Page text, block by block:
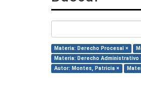
Materia: Derecho Procesal ×
Materia: Derecho Administrativo
Autor: Montes, Patricia ×